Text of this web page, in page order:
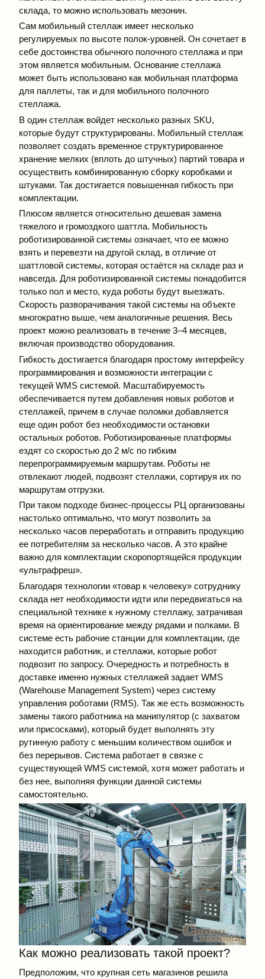
склада, то можно использовать мезонин.
Сам мобильный стеллаж имеет несколько
регулируемых по высоте полок-уровней. Он сочетает в
себе достоинства обычного полочного стеллажа и при
этом является мобильным. Основание стеллажа
может быть использовано как мобильная платформа
для паллеты, так и для мобильного полочного
стеллажа.
В один стеллаж войдет несколько разных SKU,
которые будут структурированы. Мобильный стеллаж
позволяет создать временное структурированное
хранение мелких (вплоть до штучных) партий товара и
осуществить комбинированную сборку коробками и
штуками. Так достигается повышенная гибкость при
комплектации.
Плюсом является относительно дешевая замена
тяжелого и громоздкого шаттла. Мобильность
роботизированной системы означает, что ее можно
взять и перевезти на другой склад, в отличие от
шаттловой системы, которая остаётся на складе раз и
навсегда. Для роботизированной системы понадобится
только пол и место, куда роботы будут выезжать.
Скорость разворачивания такой системы на объекте
многократно выше, чем аналогичные решения. Весь
проект можно реализовать в течение 3–4 месяцев,
включая производство оборудования.
Гибкость достигается благодаря простому интерфейсу
программирования и возможности интеграции с
текущей WMS системой. Масштабируемость
обеспечивается путем добавления новых роботов и
стеллажей, причем в случае поломки добавляется
еще один робот без необходимости остановки
остальных роботов. Роботизированные платформы
ездят со скоростью до 2 м/с по гибким
перепрограммируемым маршрутам. Роботы не
отвлекают людей, подвозят стеллажи, сортируя их по
маршрутам отгрузки.
При таком подходе бизнес-процессы РЦ организованы
настолько оптимально, что могут позволить за
несколько часов переработать и отправить продукцию
ее потребителям за несколько часов. А это крайне
важно для комплектации скоропортящейся продукции
«ультрафреш».
Благодаря технологии «товар к человеку» сотруднику
склада нет необходимости идти или передвигаться на
специальной технике к нужному стеллажу, затрачивая
время на ориентирование между рядами и полками. В
системе есть рабочие станции для комплектации, где
находится работник, и стеллажи, которые робот
подвозит по запросу. Очередность и потребность в
доставке именно нужных стеллажей задает WMS
(Warehouse Management System) через систему
управления роботами (RMS). Так же есть возможность
замены такого работника на манипулятор (с захватом
или присосками), который будет выполнять эту
рутинную работу с меньшим количеством ошибок и
без перерывов. Система работает в связке с
существующей WMS системой, хотя может работать и
без нее, выполняя функции данной системы
самостоятельно.
Как можно реализовать такой проект?
Предположим, что крупная сеть магазинов решила